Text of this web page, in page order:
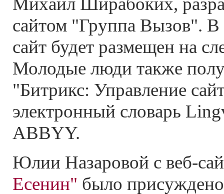
сайтом "Группа Вызов".
сайт будет размещен на
Молодые люди также
"Битрикс: Управление
электронный словарь
ABBYY.
Юлии Назаровой с веб-
Есенин" было